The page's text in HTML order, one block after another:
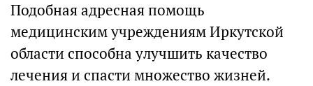
Подобная адресная помощь
медицинским учреждениям Иркутской
области способна улучшить качество
лечения и спасти множество жизней.